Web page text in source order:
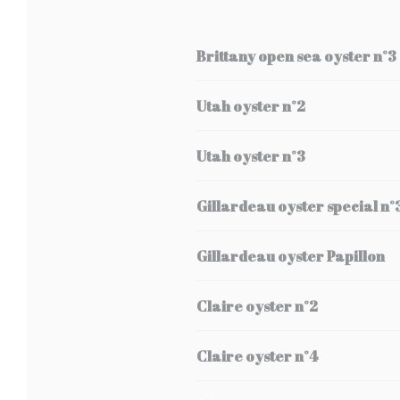
Brittany open sea oyster n°3
Utah oyster n°2
Utah oyster n°3
Gillardeau oyster special
Gillardeau oyster Papillon
Claire oyster n°2
Claire oyster n°4